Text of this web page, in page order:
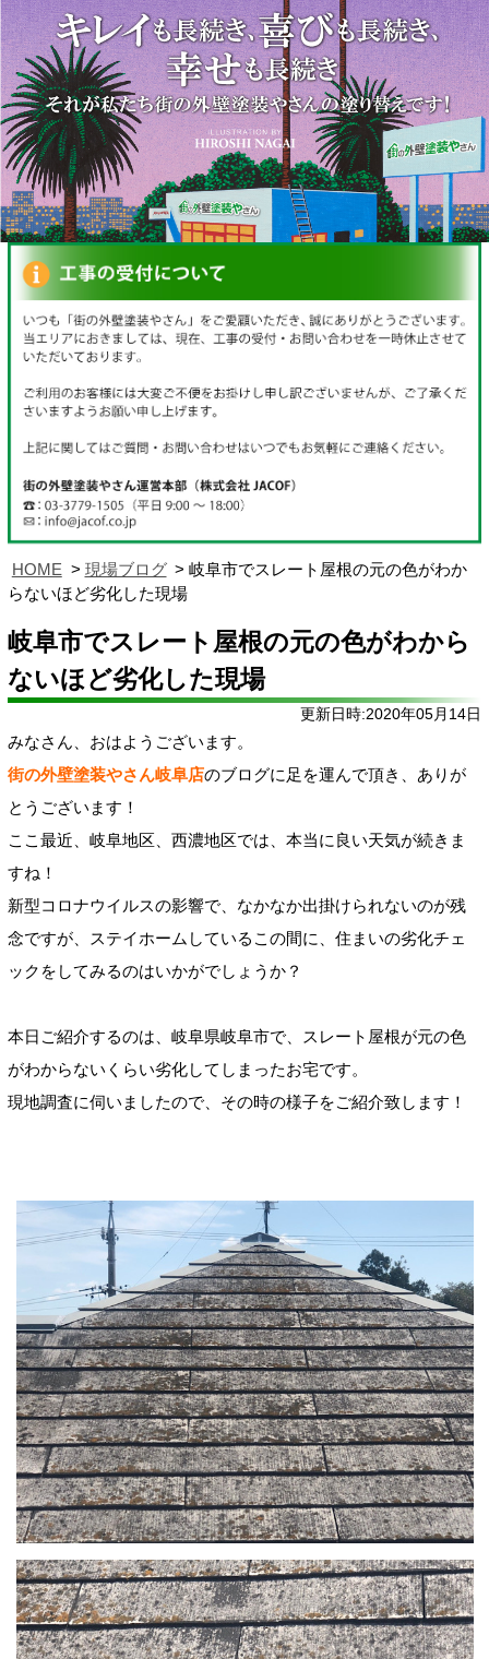
HOME 現場ブログ
岐阜市でスレート屋根の元の色がわか
らないほど劣化した現場
岐阜市でスレート屋根の元の色がわから
ないほど劣化した現場
更新日時:2020年05月14日
みなさん、おはようございます。
街の外壁塗装やさん岐阜店のブログに足を運んで頂き、ありが
とうございます！
ここ最近、岐阜地区、西濃地区では、本当に良い天気が続きま
すね！
新型コロナウイルスの影響で、なかなか出掛けられないのが残
念ですが、ステイホームしているこの間に、住まいの劣化チェ
ックをしてみるのはいかがでしょうか？
本日ご紹介するのは、岐阜県岐阜市で、スレート屋根が元の色
がわからないくらい劣化してしまったお宅です。
現地調査に伺いましたので、その時の様子をご紹介致します！